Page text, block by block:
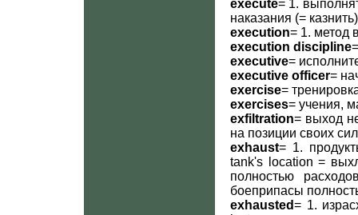
execute= 1.
наказания (= казнить)
execution= 1. метод
execution discipline
executive=
executive officer=
exercise=
exercises= учения,
exfiltration= выход
на позиции своих
exhaust= 1.
tank's location =
полностью
боеприпасы
exhausted= 1.